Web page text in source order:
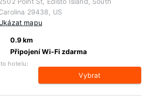
29438, US
mapu
0.9 km
Připojení Wi-Fi zdarma
hotelu:
Vybrat